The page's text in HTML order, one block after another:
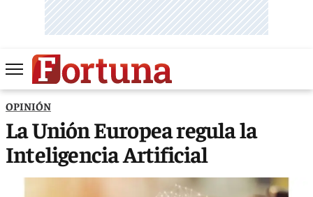
OPINIÓN
La Unión Europea regula la
Inteligencia Artificial